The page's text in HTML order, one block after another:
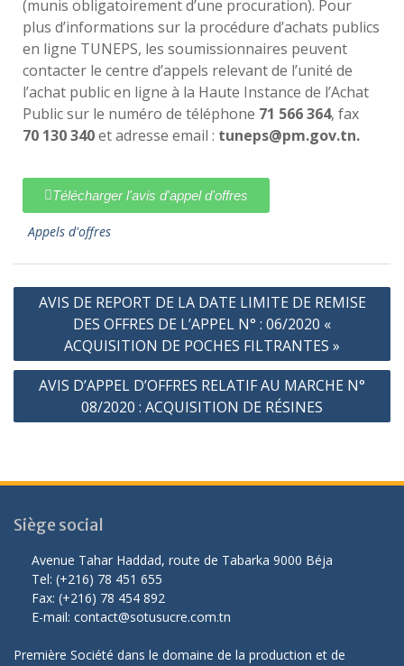
(munis obligatoirement d’une procuration). Pour
plus d’informations sur la procédure d’achats publics
en ligne TUNEPS, les soumissionnaires peuvent
contacter le centre d’appels relevant de l’unité de
l’achat public en ligne à la Haute Instance de l’Achat
Public sur le numéro de téléphone 71 566 364, fax
70 130 340et adresse email : tuneps@pm.gov.tn.
Télécharger l'avis d'appel d'offres
Appels d'offres
AVIS DE REPORT DE LA DATE LIMITE DE REMISE
DES OFFRES DE L’APPEL N° : 06/2020 «
ACQUISITION DE POCHES FILTRANTES »
AVIS D’APPEL D’OFFRES RELATIF AU MARCHE N°
08/2020 : ACQUISITION DE RÉSINES
Siège social
Avenue Tahar Haddad, route de Tabarka 9000 Béja
Tel: (+216) 78 451 655
Fax: (+216) 78 454 892
E-mail: contact@sotusucre.com.tn
Première Société dans le domaine de la production et de